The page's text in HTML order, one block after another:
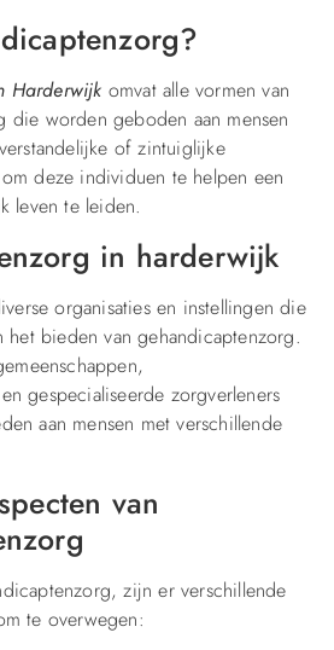
Harderwijk omvat alle vormen van
die worden geboden aan mensen
of zintuiglijke
deze individuen te helpen een
leven te leiden.
in harderwijk
organisaties en instellingen die
bieden van gehandicaptenzorg.
gespecialiseerde zorgverleners
aan mensen met verschillende
van
zijn er verschillende
te overwegen: